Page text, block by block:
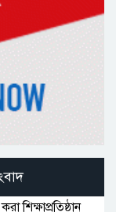
শিক্ষাপ্রতিষ্ঠান